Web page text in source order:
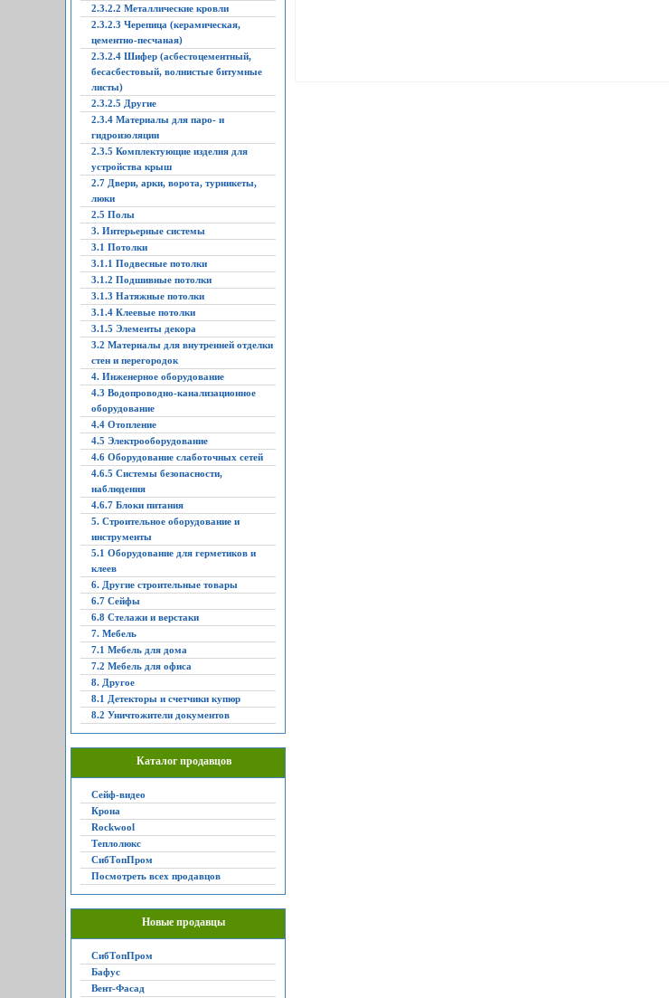
2.3.2.2 Металлические кровли
2.3.2.3 Черепица (керамическая,
цементно-песчаная)
2.3.2.4 Шифер (асбестоцементный,
бесасбестовый, волнистые битумные
листы)
2.3.2.5 Другие
2.3.4 Материалы для паро- и
гидроизоляции
2.3.5 Комплектующие изделия для
устройства крыш
2.7 Двери, арки, ворота, турникеты,
люки
2.5 Полы
3. Интерьерные системы
3.1 Потолки
3.1.1 Подвесные потолки
3.1.2 Подшивные потолки
3.1.3 Натяжные потолки
3.1.4 Клеевые потолки
3.1.5 Элементы декора
3.2 Материалы для внутренней отделки
стен и перегородок
4. Инженерное оборудование
4.3 Водопроводно-канализационное
оборудование
4.4 Отопление
4.5 Электрооборудование
4.6 Оборудование слаботочных сетей
4.6.5 Системы безопасности,
наблюдения
4.6.7 Блоки питания
5. Строительное оборудование и
инструменты
5.1 Оборудование для герметиков и
клеев
6. Другие строительные товары
6.7 Сейфы
6.8 Стелажи и верстаки
7. Мебель
7.1 Мебель для дома
7.2 Мебель для офиса
8. Другое
8.1 Детекторы и счетчики купюр
8.2 Уничтожители документов
Каталог продавцов
Сейф-видео
Крона
Rockwool
Теплолюкс
СибТопПром
Посмотреть всех продавцов
Новые продавцы
СибТопПром
Бафус
Вент-Фасад